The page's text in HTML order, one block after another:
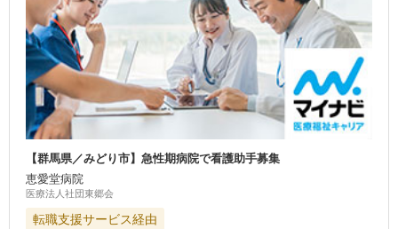
【群馬県／みどり市】急性期病院で看護助手募集
恵愛堂病院
医療法人社団東郷会
転職支援サービス経由